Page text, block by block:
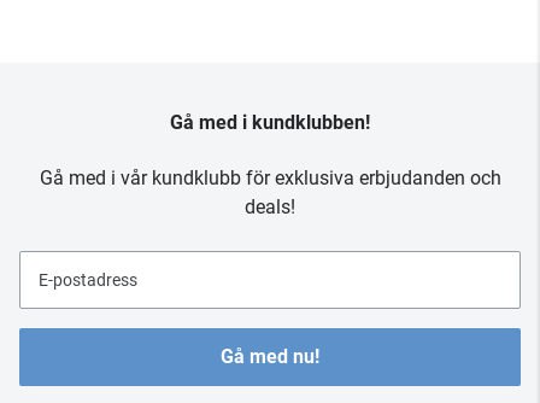
Gå med i kundklubben!
Gå med i vår kundklubb för exklusiva erbjudanden och
deals!
E-postadress
Gå med nu!